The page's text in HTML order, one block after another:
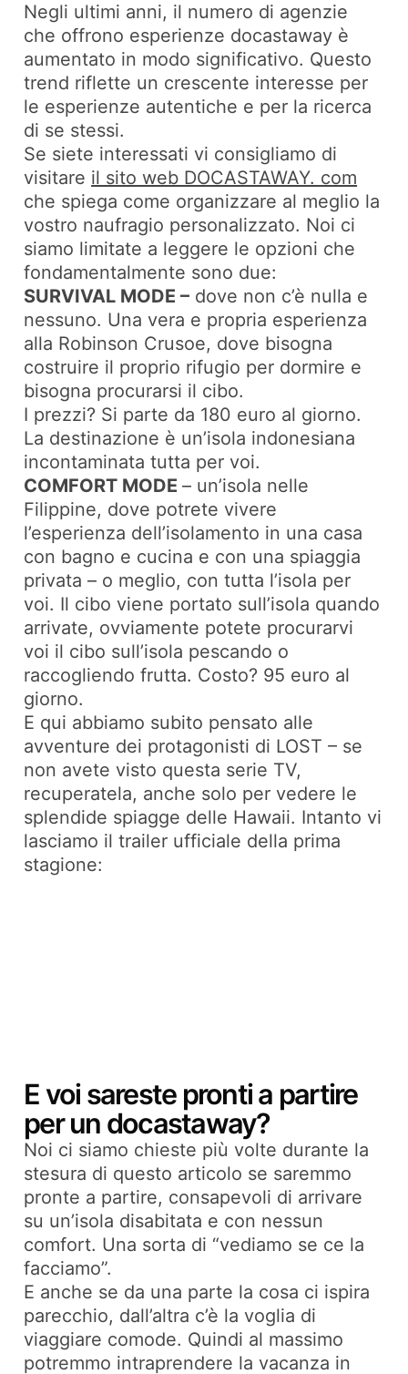
Negli ultimi anni, il numero di agenzie
che offrono esperienze docastaway è
aumentato in modo significativo. Questo
trend riflette un crescente interesse per
le esperienze autentiche e per la ricerca
di se stessi.
Se siete interessati vi consigliamo di
visitare il sito web DOCASTAWAY. com
che spiega come organizzare al meglio la
vostro naufragio personalizzato. Noi ci
siamo limitate a leggere le opzioni che
fondamentalmente sono due:
SURVIVAL MODE – dove non c’è nulla e
nessuno. Una vera e propria esperienza
alla Robinson Crusoe, dove bisogna
costruire il proprio rifugio per dormire e
bisogna procurarsi il cibo.
I prezzi? Si parte da 180 euro al giorno.
La destinazione è un’isola indonesiana
incontaminata tutta per voi.
COMFORT MODE– un’isola nelle
Filippine, dove potrete vivere
l’esperienza dell’isolamento in una casa
con bagno e cucina e con una spiaggia
privata – o meglio, con tutta l’isola per
voi. Il cibo viene portato sull’isola quando
arrivate, ovviamente potete procurarvi
voi il cibo sull’isola pescando o
raccogliendo frutta. Costo? 95 euro al
giorno.
E qui abbiamo subito pensato alle
avventure dei protagonisti di LOST – se
non avete visto questa serie TV,
recuperatela, anche solo per vedere le
splendide spiagge delle Hawaii. Intanto vi
lasciamo il trailer ufficiale della prima
stagione:
E voi sareste pronti a partire
per un docastaway?
Noi ci siamo chieste più volte durante la
stesura di questo articolo se saremmo
pronte a partire, consapevoli di arrivare
su un’isola disabitata e con nessun
comfort. Una sorta di “vediamo se ce la
facciamo”.
E anche se da una parte la cosa ci ispira
parecchio, dall’altra c’è la voglia di
viaggiare comode. Quindi al massimo
potremmo intraprendere la vacanza in